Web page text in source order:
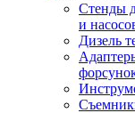
Стенды
и
Дизель